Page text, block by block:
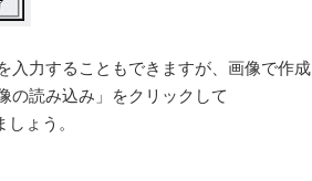
入力することもできますが、画像で作成
の読み込み」をクリックして
ょう。